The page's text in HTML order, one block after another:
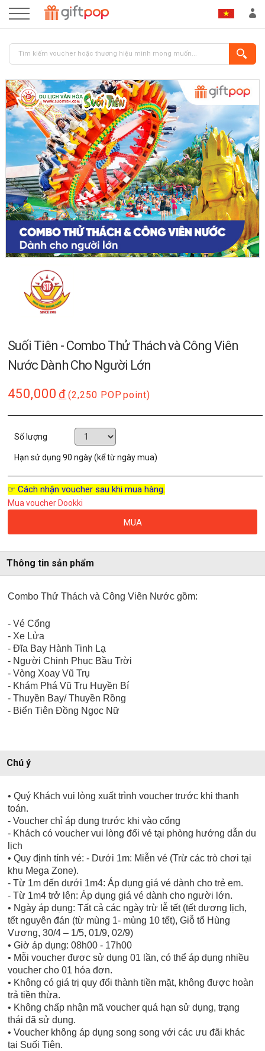
ĐĂNG NHẬP ĐĂNG KÝ
Suối Tiên - Combo Thử Thách và Công Viên
Nước Dành Cho Người Lớn
450,000 đ (2,250 POP point)
Số lượng
Hạn sử dụng90 ngày (kể từ ngày mua)
☞ Cách nhận voucher sau khi mua hàng.
Mua voucher Dookki
MUA
Thông tin sản phẩm
Combo Thử Thách và Công Viên Nước gồm:
- Vé Cổng
- Xe Lửa
- Đĩa Bay Hành Tinh Lạ
- Người Chinh Phục Bầu Trời
- Vòng Xoay Vũ Trụ
- Khám Phá Vũ Trụ Huyền Bí
- Thuyền Bay/ Thuyền Rồng
- Biển Tiên Đồng Ngọc Nữ
Chú ý
• Quý Khách vui lòng xuất trình voucher trước khi thanh
toán.
- Voucher chỉ áp dụng trước khi vào cổng
- Khách có voucher vui lòng đổi vé tại phòng hướng dẫn du
lịch
• Quy định tính vé: - Dưới 1m: Miễn vé (Trừ các trò chơi tại
khu Mega Zone).
- Từ 1m đến dưới 1m4: Áp dụng giá vé dành cho trẻ em.
- Từ 1m4 trở lên: Áp dụng giá vé dành cho người lớn.
• Ngày áp dụng: Tất cả các ngày trừ lễ tết (tết dương lịch,
tết nguyên đán (từ mùng 1- mùng 10 tết), Giỗ tổ Hùng
Vương, 30/4 – 1/5, 01/9, 02/9)
• Giờ áp dụng: 08h00 - 17h00
• Mỗi voucher được sử dụng 01 lần, có thể áp dụng nhiều
voucher cho 01 hóa đơn.
• Không có giá trị quy đổi thành tiền mặt, không được hoàn
trả tiền thừa.
• Không chấp nhận mã voucher quá hạn sử dụng, trạng
thái đã sử dụng.
• Voucher không áp dụng song song với các ưu đãi khác
tại Suối Tiên.